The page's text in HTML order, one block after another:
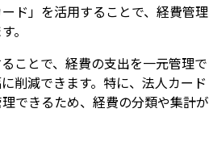
ド」を活用することで、経費管理
。
ことで、経費の支出を一元管理で
削減できます。特に、法人カード
できるため、経費の分類や集計が